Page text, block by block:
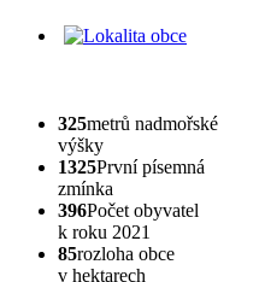
325metrů nadmořské
výšky
1325První písemná
zmínka
396Počet obyvatel
k roku 2021
85rozloha obce
v hektarech